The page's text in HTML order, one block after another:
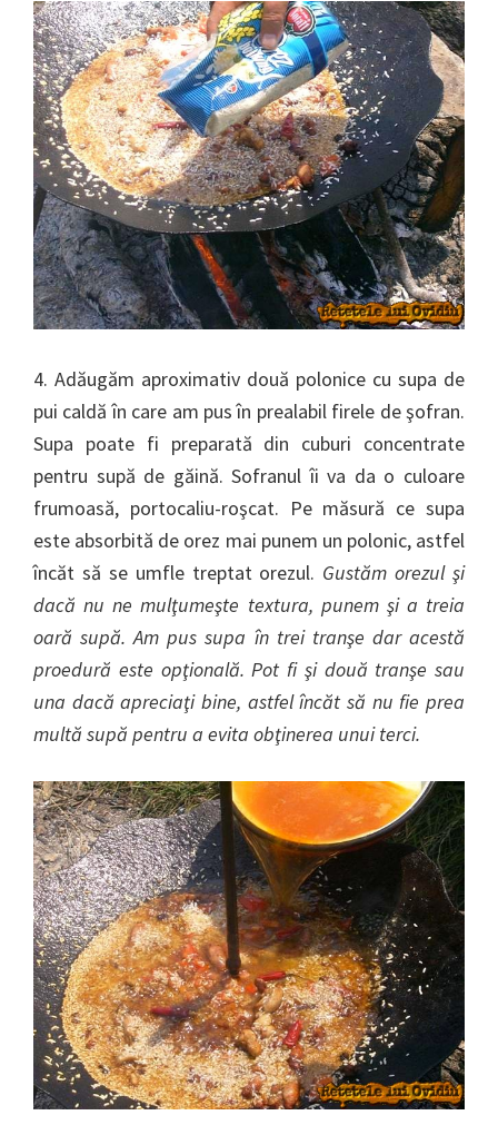
4. Adăugăm aproximativ două polonice cu supa de
pui caldă în care am pus în prealabil firele de şofran.
Supa poate fi preparată din cuburi concentrate
pentru supă de găină. Sofranul îi va da o culoare
frumoasă, portocaliu-roşcat. Pe măsură ce supa
este absorbită de orez mai punem un polonic, astfel
încăt să se umfle treptat orezul. Gustăm orezul şi
dacă nu ne mulţumeşte textura, punem şi a treia
oară supă. Am pus supa în trei tranşe dar acestă
proedură este opţională. Pot fi şi două tranşe sau
una dacă apreciaţi bine, astfel încăt să nu fie prea
multă supă pentru a evita obţinerea unui terci.